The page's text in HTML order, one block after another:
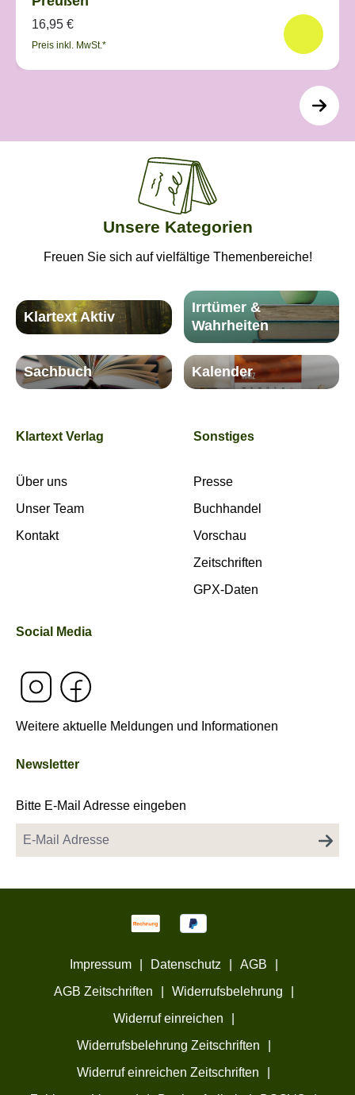
16,95 €
Preis inkl. MwSt.*
Unsere Kategorien
Freuen Sie sich auf vielfältige Themenbereiche!
Klartext Aktiv
Irrtümer &
Wahrheiten
Sachbuch Kalender
Klartext Verlag
Über uns
Unser Team
Kontakt
Sonstiges
Presse
Buchhandel
Vorschau
Zeitschriften
GPX-Daten
Social Media
Weitere aktuelle Meldungen und Informationen
Newsletter
Bitte E-Mail Adresse eingeben
Impressum Datenschutz AGB
AGB Zeitschriften
Widerrufsbelehrung
Widerruf einreichen
Widerrufsbelehrung Zeitschriften
Widerruf einreichen Zeitschriften